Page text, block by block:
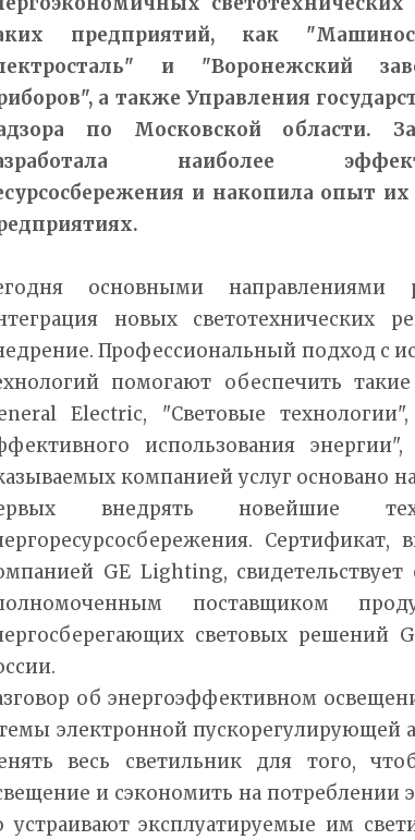
предприятий, как
и "Воронежский
а также Управления
по Московской области.
наиболее
и накопила опыт
основными
новых светотехнических
Профессиональный подход с
помогают обеспечить
Electric, "Световые
использования
компанией услуг основано
внедрять новейшие
GE Lighting,
поставщиком
световых решений
об энергоэффективном
электронной пускорегулирующей
весь светильник для того,
и сэкономить на потреблении
устраивают эксплуатируемые им